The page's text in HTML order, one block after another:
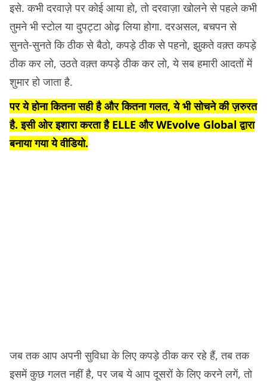
इसे. कभी दरवाज़े पर कोई आया हो, तो दरवाज़ा खोलने से पहले कभी
तुमने भी स्टोल या दुपट्टा ओढ़ लिया होगा. दरअसल, बचपन से
सुनते-सुनते कि ठीक से बैठो, कपड़े ठीक से पहनो, झुकते वक़्त कपड़े
ठीक कर लो, उठते वक़्त कपड़े ठीक कर लो, ये सब हमारी आदतों में
शुमार हो जाता है.
पर ये होना कितना सही है और कितना गलत, ये भी सोचने की ज़रुरत
है. इसी ओर इशारा करता है ELLE और WEvolve Global द्वारा
बनाया गया ये वीडियो.
जब तक आप अपनी सुविधा के लिए कपड़े ठीक कर रहे हैं, तब तक
इसमें कुछ गलत नहीं है, पर जब ये आप दूसरों के लिए करने लगें, तो